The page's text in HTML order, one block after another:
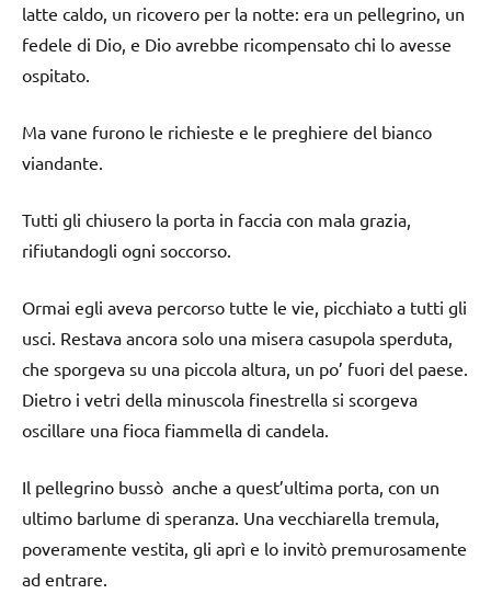
latte caldo, un ricovero per la notte: era un pellegrino, un
fedele di Dio, e Dio avrebbe ricompensato chi lo avesse
ospitato.
Ma vane furono le richieste e le preghiere del bianco
viandante.
Tutti gli chiusero la porta in faccia con mala grazia,
rifiutandogli ogni soccorso.
Ormai egli aveva percorso tutte le vie, picchiato a tutti gli
usci. Restava ancora solo una misera casupola sperduta,
che sporgeva su una piccola altura, un po’ fuori del paese.
Dietro i vetri della minuscola finestrella si scorgeva
oscillare una fioca fiammella di candela.
Il pellegrino bussò anche a quest’ultima porta, con un
ultimo barlume di speranza. Una vecchiarella tremula,
poveramente vestita, gli aprì e lo invitò premurosamente
ad entrare.